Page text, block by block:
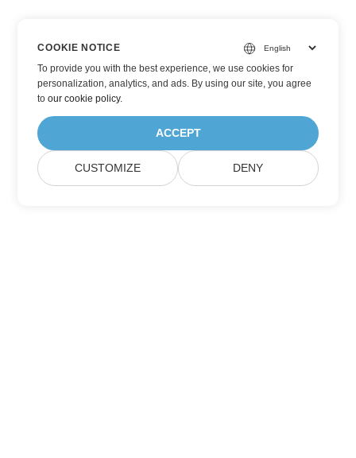
COOKIE NOTICE
To provide you with the best experience, we use cookies for
personalization, analytics, and ads. By using our site, you agree
toour cookie policy.
ACCEPT
CUSTOMIZE DENY